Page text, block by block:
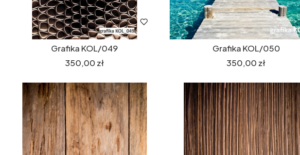
Grafika KOL/049
Cena
350,00 zł
Grafika KOL/050
Cena
350,00 zł